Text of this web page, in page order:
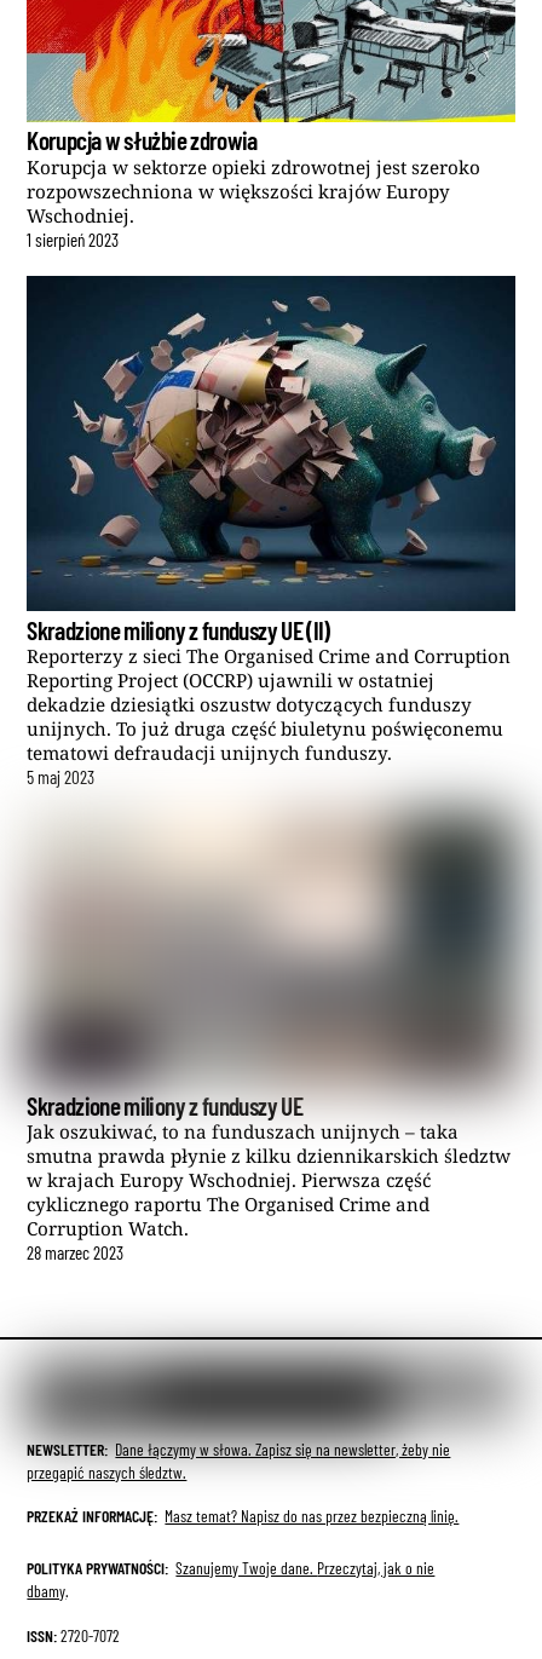
Korupcja w służbie zdrowia
Korupcja w sektorze opieki zdrowotnej jest szeroko
rozpowszechniona w większości krajów Europy
Wschodniej.
1 sierpień2023
Skradzione miliony z funduszy UE (II)
Reporterzy z sieci The Organised Crime and Corruption
Reporting Project (OCCRP) ujawnili w ostatniej
dekadzie dziesiątki oszustw dotyczących funduszy
unijnych. To już druga część biuletynu poświęconemu
tematowi defraudacji unijnych funduszy.
5 maj2023
Skradzione miliony z funduszy UE
Jak oszukiwać, to na funduszach unijnych – taka
smutna prawda płynie z kilku dziennikarskich śledztw
w krajach Europy Wschodniej. Pierwsza część
cyklicznego raportu The Organised Crime and
Corruption Watch.
28 marzec2023
NEWSLETTER:Dane łączymy w słowa. Zapisz się na newsletter, żeby nie
przegapić naszych śledztw.
PRZEKAŻ INFORMACJĘ: Masz temat? Napisz do nas przez bezpieczną linię.
POLITYKA PRYWATNOŚCI: Szanujemy Twoje dane. Przeczytaj, jak o nie
dbamy.
ISSN:2720-7072